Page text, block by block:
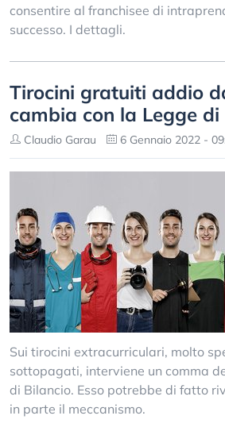
consentire al franchisee di
successo. I dettagli.
Tirocini gratuiti addio
cambia con la Legge
Claudio Garau 6 Gennaio 2022 -
Sui tirocini extracurriculari, molto
sottopagati, interviene un comma
di Bilancio. Esso potrebbe di fatto
in parte il meccanismo.